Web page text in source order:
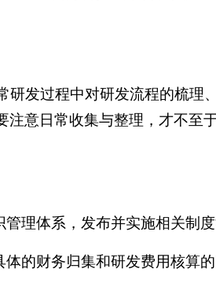
研发过程中对研发流程的梳理
意日常收集与整理，才不至
理体系，发布并实施相关制度
的财务归集和研发费用核算